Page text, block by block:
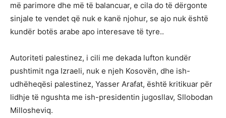
më parimore dhe më të balancuar, e cila do të dërgonte
sinjale te vendet që nuk e kanë njohur, se ajo nuk është
kundër botës arabe apo interesave të tyre..
Autoriteti palestinez, i cili me dekada lufton kundër
pushtimit nga Izraeli, nuk e njeh Kosovën, dhe ish-
udhëheqësi palestinez, Yasser Arafat, është kritikuar për
lidhje të ngushta me ish-presidentin jugosllav, Sllobodan
Millosheviq.